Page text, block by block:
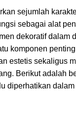
sejumlah
sebagai alat
dekoratif dalam
komponen
estetis sekaligus
Berikut adalah
diperhatikan